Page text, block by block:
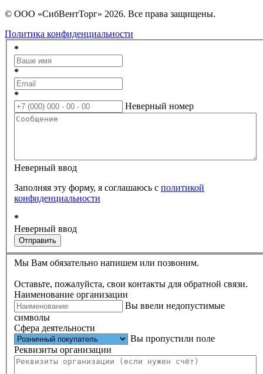
© ООО «СибВентТорг» 2026. Все права защищены.
Политика конфиденциальности
*
*
*
Неверный номер
Неверный ввод
Заполняя эту форму, я соглашаюсь с политикой
конфиденциальности
*
Неверный ввод
Отправить
Мы Вам обязательно напишем или позвоним.
Оставьте, пожалуйста, свои контакты для обратной связи.
Наименование организации
Вы ввели недопустимые
символы
Сфера деятельности
Вы пропустили поле
Реквизиты организации